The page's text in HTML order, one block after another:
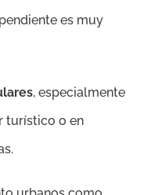
es muy
, especialmente
turístico o en